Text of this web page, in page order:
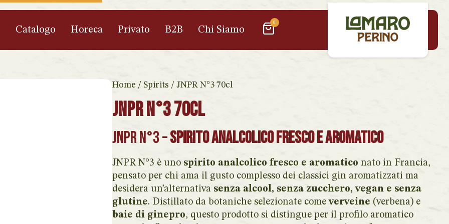
Catalogo Horeca Privato B2B Chi Siamo
0
Home / Spirits / JNPR N°3 70cl
JNPR N°3 70cl
JNPR N°3 –spirito analcolico fresco e aromatico
JNPR N°3 è uno spirito analcolico fresco e aromatico nato in Francia,
pensato per chi ama il gusto complesso dei classici gin aromatizzati ma
desidera un’alternativa senza alcool, senza zucchero, vegan e senza
glutine. Distillato da botaniche selezionate comeverveine (verbena) e
baie di ginepro, questo prodotto si distingue per il profilo aromatico